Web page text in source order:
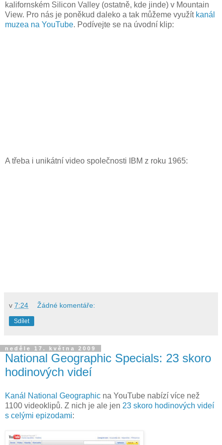
kalifornském Silicon Valley (ostatně, kde jinde) v Mountain
View. Pro nás je poněkud daleko a tak můžeme využít kanál
muzea na YouTube. Podívejte se na úvodní klip:
A třeba i unikátní video společnosti IBM z roku 1965:
v 7:24 Žádné komentáře:
Sdílet
neděle 17. května 2009
National Geographic Specials: 23 skoro
hodinových videí
Kanál National Geographic na YouTube nabízí více než
1100 videoklipů. Z nich je ale jen 23 skoro hodinových videí
s celými epizodami: